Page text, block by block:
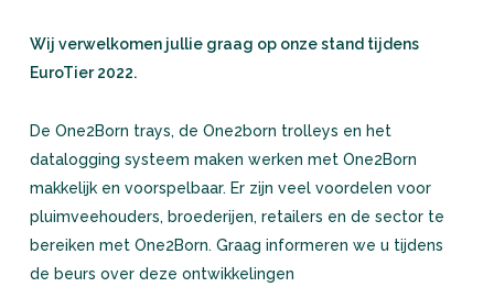
Wij verwelkomen jullie graag op onze stand tijdens
EuroTier 2022.
De One2Born trays, de One2born trolleys en het
datalogging systeem maken werken met One2Born
makkelijk en voorspelbaar. Er zijn veel voordelen voor
pluimveehouders, broederijen, retailers en de sector te
bereiken met One2Born. Graag informeren we u tijdens
de beurs over deze ontwikkelingen